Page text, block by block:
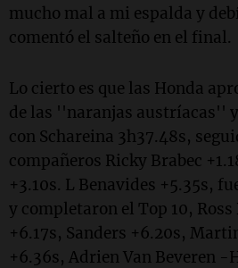
mucho mal a mi espalda y
comentó el salteño en el final.
Lo cierto es que las Honda
de las ''naranjas austríacas''
con Schareina 3h37.48s,
compañeros Ricky Brabec
+3.10s. L Benavides +5.35s,
y completaron el Top 10,
+6.17s, Sanders +6.20s,
+6.36s, Adrien Van Beveren -